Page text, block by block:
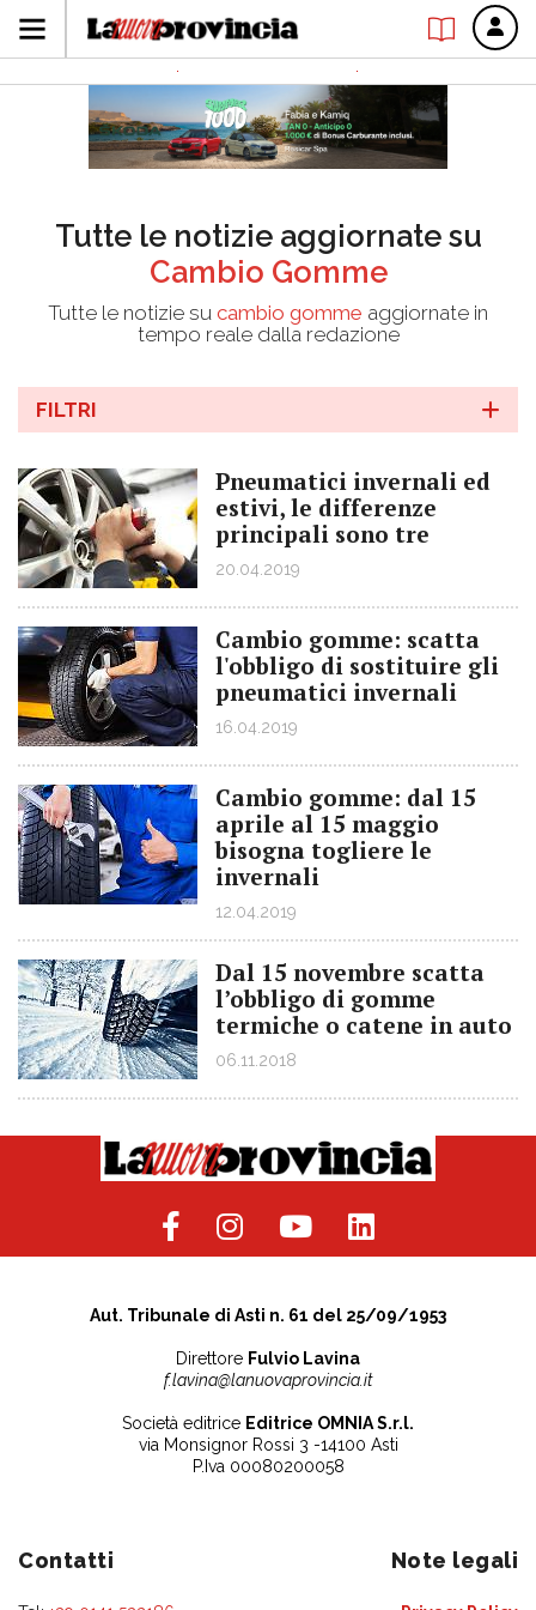
Tutte le notizie aggiornate su
Cambio Gomme
Tutte le notizie su cambio gomme aggiornate in
tempo reale dalla redazione
FILTRI
Pneumatici invernali ed
estivi, le differenze
principali sono tre
20.04.2019
Cambio gomme: scatta
l'obbligo di sostituire gli
pneumatici invernali
16.04.2019
Cambio gomme: dal 15
aprile al 15 maggio
bisogna togliere le
invernali
12.04.2019
Dal 15 novembre scatta
l’obbligo di gomme
termiche o catene in auto
06.11.2018
Aut. Tribunale di Asti n. 61 del 25/09/1953
Direttore Fulvio Lavina
f.lavina@lanuovaprovincia.it
Società editrice Editrice OMNIA S.r.l.
via Monsignor Rossi 3 -14100 Asti
P.Iva 00080200058
Contatti Note legali